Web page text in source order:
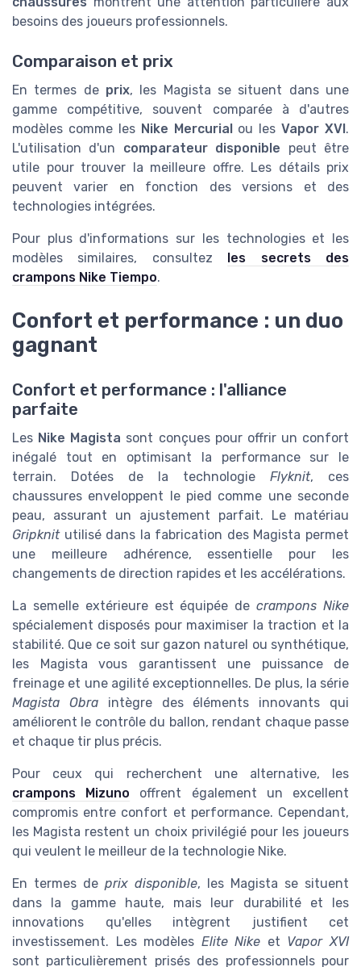
besoins des joueurs professionnels.
Comparaison et prix
En termes de prix, les Magista se situent dans une
gamme compétitive, souvent comparée à d'autres
modèles comme les Nike Mercurialou lesVapor XVI.
L'utilisation d'un comparateur disponible peut être
utile pour trouver la meilleure offre. Les détails prix
peuvent varier en fonction des versions et des
technologies intégrées.
Pour plus d'informations sur les technologies et les
modèles similaires, consultez les secrets des
crampons Nike Tiempo.
Confort et performance : un duo
gagnant
Confort et performance : l'alliance
parfaite
Les Nike Magista sont conçues pour offrir un confort
inégalé tout en optimisant la performance sur le
terrain. Dotées de la technologie Flyknit, ces
chaussures enveloppent le pied comme une seconde
peau, assurant un ajustement parfait. Le matériau
Gripknitutilisé dans la fabrication des Magista permet
une meilleure adhérence, essentielle pour les
changements de direction rapides et les accélérations.
La semelle extérieure est équipée decrampons Nike
spécialement disposés pour maximiser la traction et la
stabilité. Que ce soit sur gazon naturel ou synthétique,
les Magista vous garantissent une puissance de
freinage et une agilité exceptionnelles. De plus, la série
Magista Obraintègre des éléments innovants qui
améliorent le contrôle du ballon, rendant chaque passe
et chaque tir plus précis.
Pour ceux qui recherchent une alternative, les
crampons Mizuno offrent également un excellent
compromis entre confort et performance. Cependant,
les Magista restent un choix privilégié pour les joueurs
qui veulent le meilleur de la technologie Nike.
En termes de prix disponible, les Magista se situent
dans la gamme haute, mais leur durabilité et les
innovations qu'elles intègrent justifient cet
investissement. Les modèles Elite Nike et Vapor XVI
sont particulièrement prisés des professionnels pour